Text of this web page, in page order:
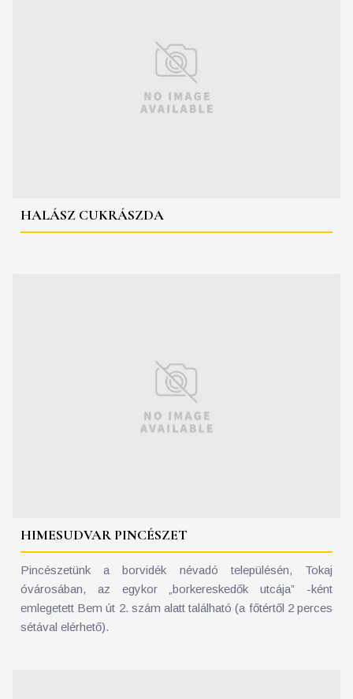
HALÁSZ CUKRÁSZDA
HIMESUDVAR PINCÉSZET
Pincészetünk a borvidék névadó településén, Tokaj
óvárosában, az egykor „borkereskedők utcája” -ként
emlegetett Bem út 2. szám alatt található (a főtértől 2 perces
sétával elérhető).